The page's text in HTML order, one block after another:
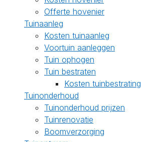
Offerte hovenier
Tuinaanleg
Kosten tuinaanleg
Voortuin aanleggen
Tuin ophogen
Tuin bestraten
Kosten tuinbestrating
Tuinonderhoud
Tuinonderhoud prijzen
Tuinrenovatie
Boomverzorging